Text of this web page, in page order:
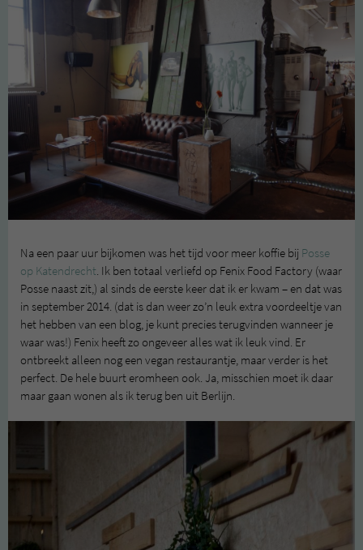
Na een paar uur bijkomen was het tijd voor meer koffie bij Posse
op Katendrecht. Ik ben totaal verliefd op Fenix Food Factory (waar
Posse naast zit,) al sinds de eerste keer dat ik er kwam – en dat was
in september 2014. (dat is dan weer zo’n leuk extra voordeeltje van
het hebben van een blog, je kunt precies terugvinden wanneer je
waar was!) Fenix heeft zo ongeveer alles wat ik leuk vind. Er
ontbreekt alleen nog een vegan restaurantje, maar verder is het
perfect. De hele buurt eromheen ook. Ja, misschien moet ik daar
maar gaan wonen als ik terug ben uit Berlijn.